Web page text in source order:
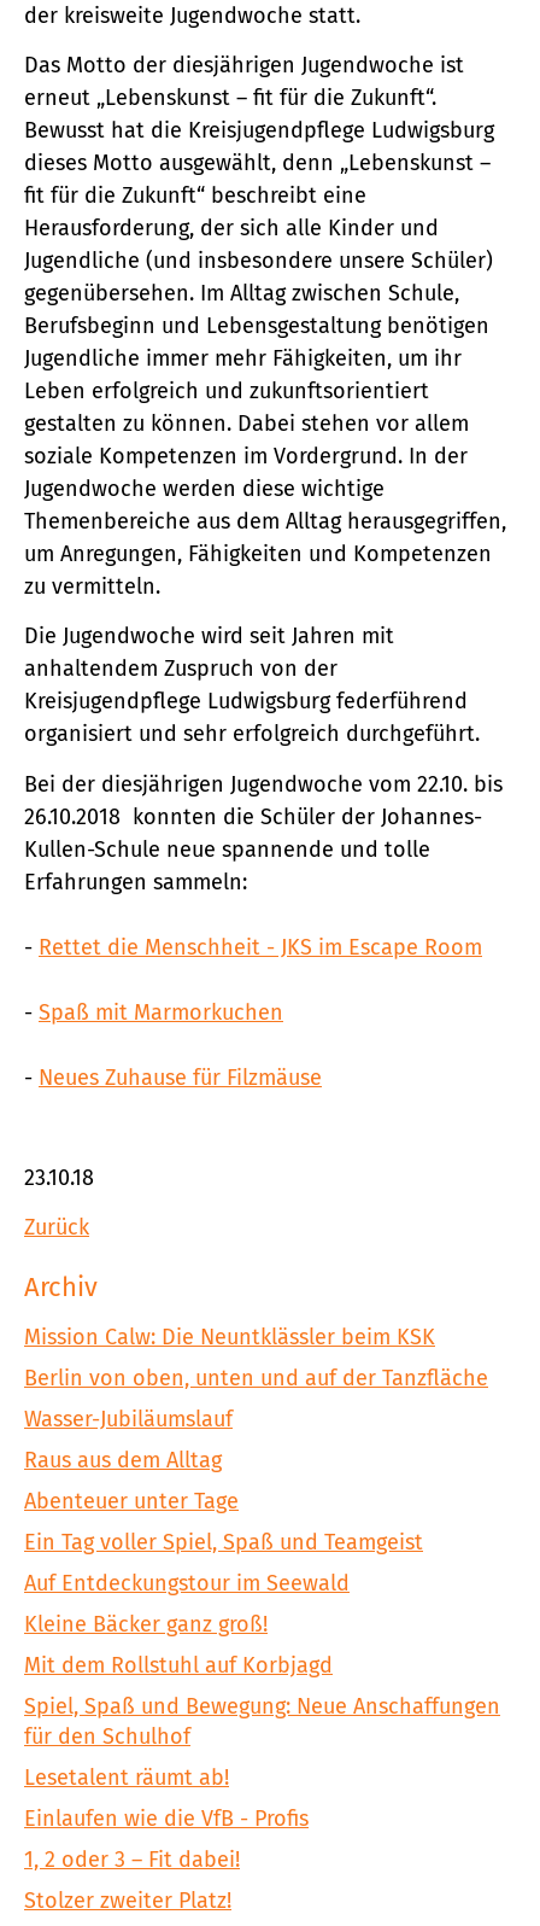
der kreisweite Jugendwoche statt.
Das Motto der diesjährigen Jugendwoche ist
erneut „Lebenskunst – fit für die Zukunft“.
Bewusst hat die Kreisjugendpflege Ludwigsburg
dieses Motto ausgewählt, denn „Lebenskunst –
fit für die Zukunft“ beschreibt eine
Herausforderung, der sich alle Kinder und
Jugendliche (und insbesondere unsere Schüler)
gegenübersehen. Im Alltag zwischen Schule,
Berufsbeginn und Lebensgestaltung benötigen
Jugendliche immer mehr Fähigkeiten, um ihr
Leben erfolgreich und zukunftsorientiert
gestalten zu können. Dabei stehen vor allem
soziale Kompetenzen im Vordergrund. In der
Jugendwoche werden diese wichtige
Themenbereiche aus dem Alltag herausgegriffen,
um Anregungen, Fähigkeiten und Kompetenzen
zu vermitteln.
Die Jugendwoche wird seit Jahren mit
anhaltendem Zuspruch von der
Kreisjugendpflege Ludwigsburg federführend
organisiert und sehr erfolgreich durchgeführt.
Bei der diesjährigen Jugendwoche vom 22.10. bis
26.10.2018 konnten die Schüler der Johannes-
Kullen-Schule neue spannende und tolle
Erfahrungen sammeln:
- Rettet die Menschheit - JKS im Escape Room
- Spaß mit Marmorkuchen
- Neues Zuhause für Filzmäuse
23.10.18
Zurück
Archiv
Mission Calw: Die Neuntklässler beim KSK
Berlin von oben, unten und auf der Tanzfläche
Wasser-Jubiläumslauf
Raus aus dem Alltag
Abenteuer unter Tage
Ein Tag voller Spiel, Spaß und Teamgeist
Auf Entdeckungstour im Seewald
Kleine Bäcker ganz groß!
Mit dem Rollstuhl auf Korbjagd
Spiel, Spaß und Bewegung: Neue Anschaffungen
für den Schulhof
Lesetalent räumt ab!
Einlaufen wie die VfB - Profis
1, 2 oder 3 – Fit dabei!
Stolzer zweiter Platz!